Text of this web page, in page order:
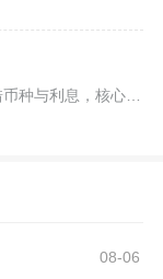
08-06